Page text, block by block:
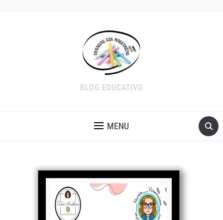
BLOG EDUCATIVO
MENU